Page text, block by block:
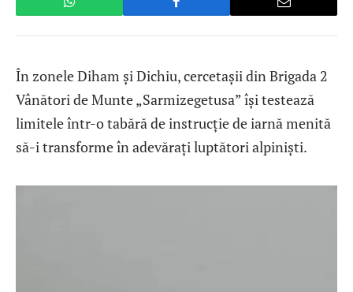
În zonele Diham și Dichiu, cercetașii din Brigada 2
Vânători de Munte „Sarmizegetusa” își testează
limitele într-o tabără de instrucție de iarnă menită
să-i transforme în adevărați luptători alpiniști.